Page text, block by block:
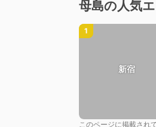
母島の人気
1
新宿
このページに掲載され